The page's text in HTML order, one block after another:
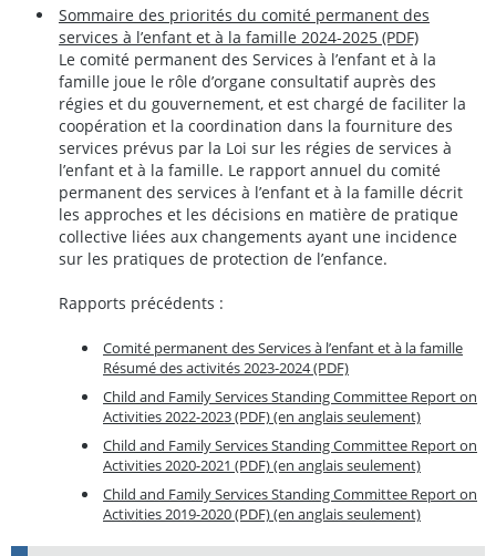
Sommaire des priorités du comité permanent des
services à l’enfant et à la famille 2024-2025 (PDF)
Le comité permanent des Services à l’enfant et à la
famille joue le rôle d’organe consultatif auprès des
régies et du gouvernement, et est chargé de faciliter la
coopération et la coordination dans la fourniture des
services prévus par la Loi sur les régies de services à
l’enfant et à la famille. Le rapport annuel du comité
permanent des services à l’enfant et à la famille décrit
les approches et les décisions en matière de pratique
collective liées aux changements ayant une incidence
sur les pratiques de protection de l’enfance.
Rapports précédents :
Comité permanent des Services à l’enfant et à la famille
Résumé des activités 2023-2024 (PDF)
Child and Family Services Standing Committee Report on
Activities 2022-2023 (PDF) (en anglais seulement)
Child and Family Services Standing Committee Report on
Activities 2020-2021 (PDF) (en anglais seulement)
Child and Family Services Standing Committee Report on
Activities 2019-2020 (PDF) (en anglais seulement)